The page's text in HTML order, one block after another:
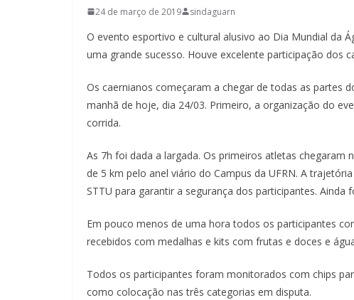
24 de março de 2019 sindaguarn
O evento esportivo e cultural alusivo ao Dia Mundial da
uma grande sucesso. Houve excelente participação dos
Os caernianos começaram a chegar de todas as partes
manhã de hoje, dia 24/03. Primeiro, a organização do
corrida.
As 7h foi dada a largada. Os primeiros atletas
de 5 km pelo anel viário do Campus da UFRN. A
STTU para garantir a segurança dos participantes.
Em pouco menos de uma hora todos os participantes
recebidos com medalhas e kits com frutas e doces e
Todos os participantes foram monitorados com chips
como colocação nas três categorias em disputa.